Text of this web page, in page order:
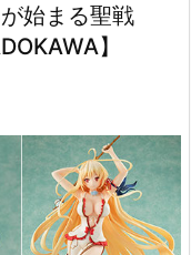
始まる聖戦
】